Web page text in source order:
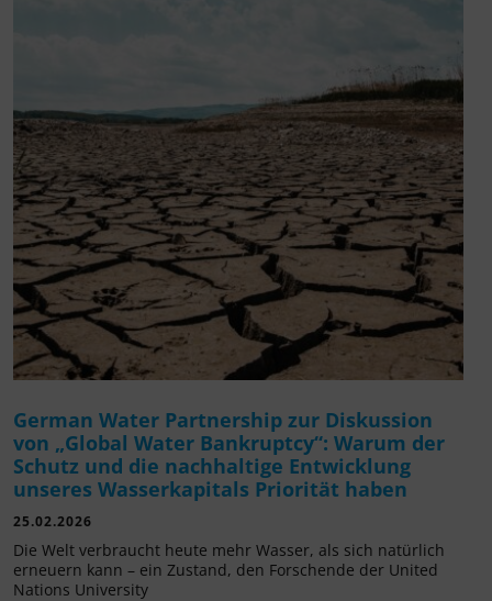
German Water Partnership zur Diskussion
von „Global Water Bankruptcy“: Warum der
Schutz und die nachhaltige Entwicklung
unseres Wasserkapitals Priorität haben
25.02.2026
Die Welt verbraucht heute mehr Wasser, als sich natürlich
erneuern kann – ein Zustand, den Forschende der United
Nations University